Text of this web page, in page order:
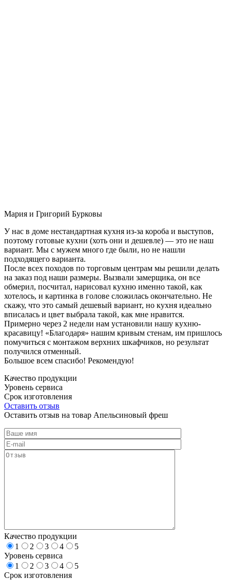
Мария и Григорий Бурковы
У нас в доме нестандартная кухня из-за короба и выступов,
поэтому готовые кухни (хоть они и дешевле) — это не наш
вариант. Мы с мужем много где были, но не нашли
подходящего варианта.
После всех походов по торговым центрам мы решили делать
на заказ под наши размеры. Вызвали замерщика, он все
обмерил, посчитал, нарисовал кухню именно такой, как
хотелось, и картинка в голове сложилась окончательно. Не
скажу, что это самый дешевый вариант, но кухня идеально
вписалась и цвет выбрала такой, как мне нравится.
Примерно через 2 недели нам установили нашу кухню-
красавицу! «Благодаря» нашим кривым стенам, им пришлось
помучиться с монтажом верхних шкафчиков, но результат
получился отменный.
Большое всем спасибо! Рекомендую!
Качество продукции
Уровень сервиса
Срок изготовления
Оставить отзыв
Оставить отзыв на товар Апельсиновый фреш
Качество продукции
1
2 3 4
5
Уровень сервиса
1
2 3 4
5
Срок изготовления